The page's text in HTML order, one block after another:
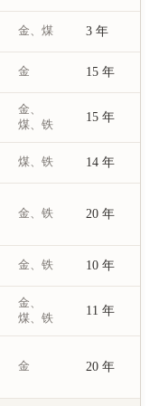
金、煤 3 年
金 15 年
金、
煤、铁
15 年
煤、铁 14 年
金、铁 20 年
金、铁 10 年
金、
煤、铁
11 年
金 20 年